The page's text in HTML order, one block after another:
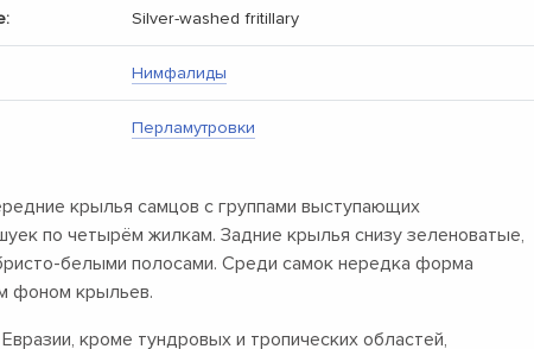
Silver-washed fritillary
Нимфалиды
Перламутровки
крылья самцов с группами выступающих
по четырём жилкам. Задние крылья снизу зеленоватые,
белыми полосами. Среди самок нередка форма
фоном крыльев.
кроме тундровых и тропических областей,